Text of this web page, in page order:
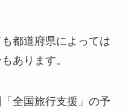
都道府県によっては
あります。
全国旅行支援」の予